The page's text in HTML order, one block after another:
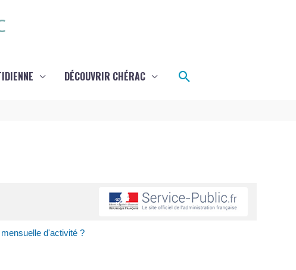
DÉCOUVRIR CHÉRAC Rechercher
d'activité ?